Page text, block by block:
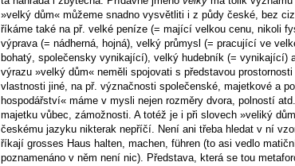
»velký dům« můžeme snadno vysvětliti i z půdy české, bez
říkáme také na př. velké peníze (= mající velkou cenu, nikoli
výprava (= nádherná, hojná), velký průmysl (= pracující ve
bohatý, společensky vynikající), velký hudebník (= vynikající)
výrazu »velký dům« neměli spojovati s představou
vlastnosti jiné, na př. význačnosti společenské, majetkové a
hospodářství« máme v mysli nejen rozměry dvora, polností
majetku vůbec, zámožnosti. A totéž je i při slovech »veliký
českému jazyku nikterak nepříčí. Není ani třeba hledat v ní
říkají grosses Haus halten, machen, führen (to asi vedlo
poznamenáno v něm není nic). Představa, která se tou